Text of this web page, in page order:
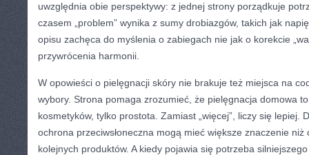
uwzględnia obie perspektywy: z jednej strony porządkuje
czasem „problem” wynika z sumy drobiazgów, takich jak
opisu zachęca do myślenia o zabiegach nie jak o korekcie
przywrócenia harmonii.
W opowieści o pielęgnacji skóry nie brakuje też miejsca na
wybory. Strona pomaga zrozumieć, że pielęgnacja domowa
kosmetyków, tylko prostota. Zamiast „więcej”, liczy się lepiej.
ochrona przeciwsłoneczna mogą mieć większe znaczenie
kolejnych produktów. A kiedy pojawia się potrzeba